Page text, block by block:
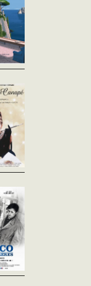
à
aux
La
par la
le
heureuse avec sa
Camille. Un jour, le
producteur américain
travailler à une...
de Nobile,
de
une
dans
se...
Diamants sur
canapé
Etats-Unis - 1961
vost - 113'
Une croqueuse de
cherche à épouser un
riche alors que son
écrivain s'intéresse à
jolie Holly fait
de
près de
petite
à
décide
Rocco et ses
frères
vost - 177'
Fuyant la misère,
ses quatre fils quittent
du Sud pour Milan où vit
l'aîné, Vincenzo.
de s'en sortir à sa façon...
et le
Il était une fois
dans l'Ouest